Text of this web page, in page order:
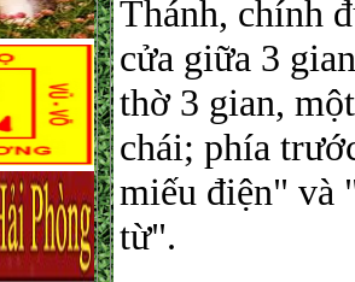
Thánh, chính
cửa giữa 3
thờ 3 gian,
chái; phía
miếu điện" và
từ".